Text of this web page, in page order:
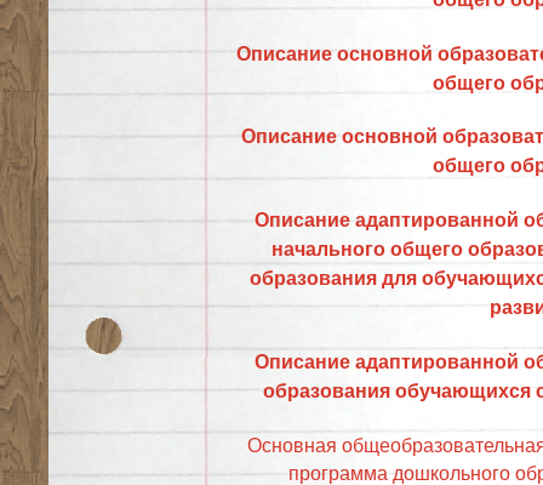
Описание основной
общего
Описание основной
общего
Описание адаптированной
начального общего
образования для
Описание адаптированной
образования обучающихся
Основная
программа дошкольного